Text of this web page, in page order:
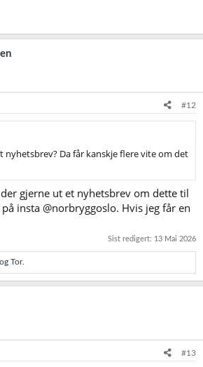
#12
nyhetsbrev? Da får kanskje flere vite om det
gjerne ut et nyhetsbrev om dette til
insta @norbryggoslo. Hvis jeg får en
Sist redigert: 13 Mai 2026
og Tor.
#13